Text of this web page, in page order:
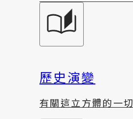
歷史演變
有關這立方體的一切